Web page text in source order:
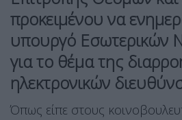
προκειμένου να
υπουργό Εσωτερικών
για το θέμα της
ηλεκτρονικών
Όπως είπε στους